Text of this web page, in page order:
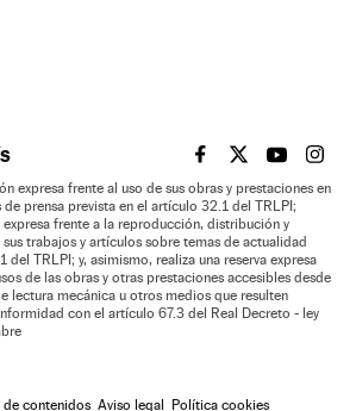
EL PAÍS BRASIL EN
EL PAÍSEL PAÍS
EL
expresa frente al uso de sus obras y prestaciones en
prensa prevista en el artículo 32.1 del TRLPI;
expresa frente a la reproducción, distribución y
trabajos y artículos sobre temas de actualidad
del TRLPI; y, asimismo, realiza una reserva expresa
de las obras y otras prestaciones accesibles desde
lectura mecánica u otros medios que resulten
con el artículo 67.3 del Real Decreto - ley
de contenidos Aviso legal Política cookies